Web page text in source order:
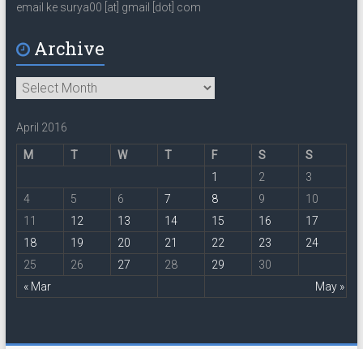
email ke surya00 [at] gmail [dot] com
Archive
Archive
April 2016
M T W T F S S
« Mar May »
1 2
3
4
5 6 7 8 9
10
11
12 13 14 15 16
17
18
19 20 21 22 23
24
25
26 27 28 29 30